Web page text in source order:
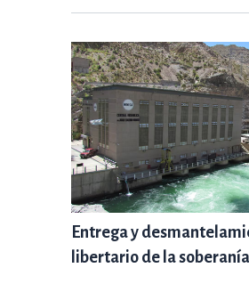
Entrega y
libertario de la